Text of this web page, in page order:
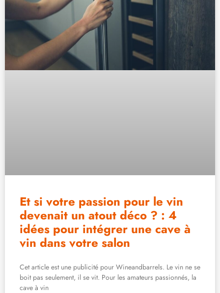
Et si votre passion pour le vin
devenait un atout déco ? : 4
idées pour intégrer une cave à
vin dans votre salon
Cet article est une publicité pour Wineandbarrels. Le vin ne se
boit pas seulement, il se vit. Pour les amateurs passionnés, la
cave à vin